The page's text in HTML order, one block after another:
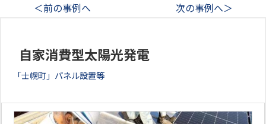
＜前の事例へ
次の事例へ＞
自家消費型太陽光発電
「士幌町」パネル設置等